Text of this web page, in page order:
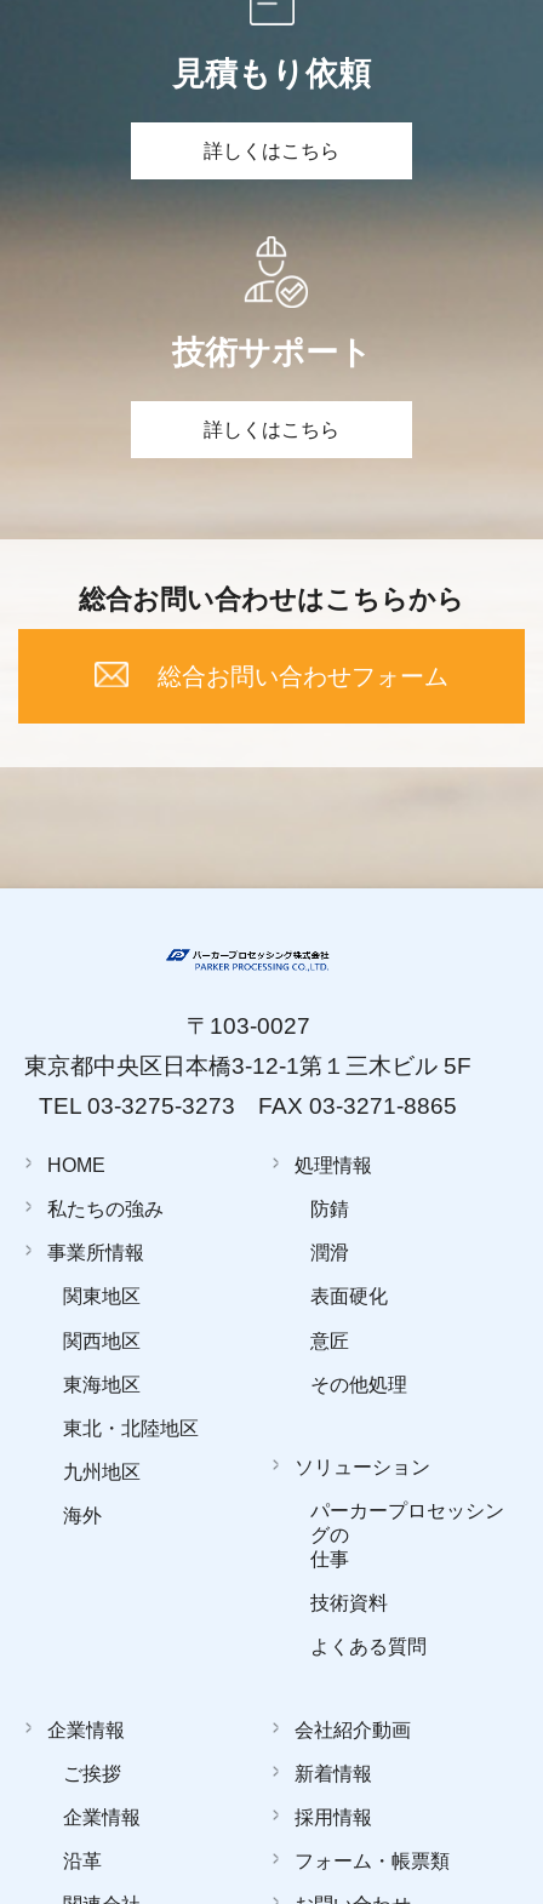
見積もり依頼
詳しくはこちら
技術サポート
詳しくはこちら
総合お問い合わせはこちらから
総合お問い合わせフォーム
〒103-0027
東京都中央区日本橋3-12-1第１三木ビル 5F
TEL 03-3275-3273 FAX 03-3271-8865
HOME
私たちの強み
事業所情報
関東地区
関西地区
東海地区
東北・北陸地区
九州地区
海外
処理情報
防錆
潤滑
表面硬化
意匠
その他処理
ソリューション
パーカープロセッシン
グの
仕事
技術資料
よくある質問
企業情報
ご挨拶
企業情報
沿革
会社紹介動画
新着情報
採用情報
フォーム・帳票類